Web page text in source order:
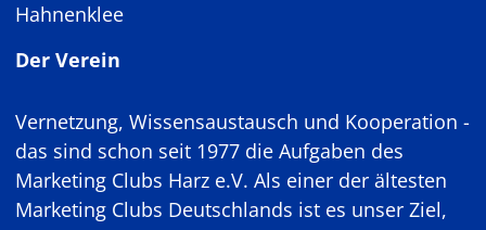
Hahnenklee
Der Verein
Vernetzung, Wissensaustausch und Kooperation -
das sind schon seit 1977 die Aufgaben des
Marketing Clubs Harz e.V. Als einer der ältesten
Marketing Clubs Deutschlands ist es unser Ziel,